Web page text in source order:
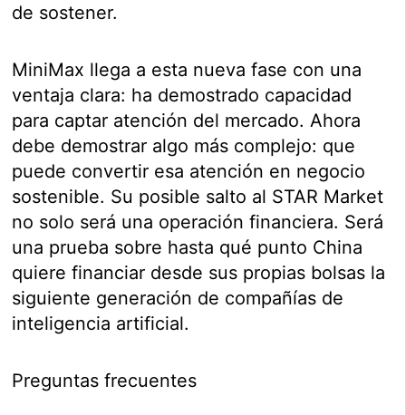
de sostener.
MiniMax llega a esta nueva fase con una
ventaja clara: ha demostrado capacidad
para captar atención del mercado. Ahora
debe demostrar algo más complejo: que
puede convertir esa atención en negocio
sostenible. Su posible salto al STAR Market
no solo será una operación financiera. Será
una prueba sobre hasta qué punto China
quiere financiar desde sus propias bolsas la
siguiente generación de compañías de
inteligencia artificial.
Preguntas frecuentes